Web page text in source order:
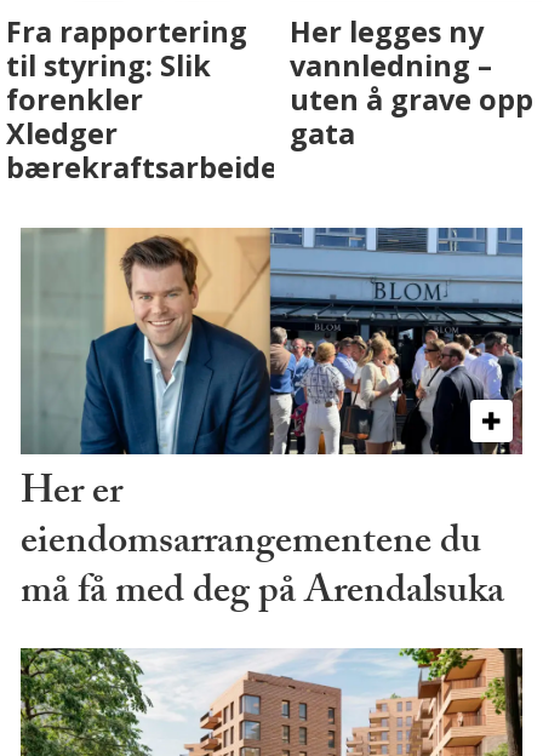
Fenistra endrer
eiendomsbransjen
med AI. Slik ser vi
på fremtiden
Det er i
Drammen det
skjer
Her er
eiendomsarrangementene du
må få med deg på Arendalsuka